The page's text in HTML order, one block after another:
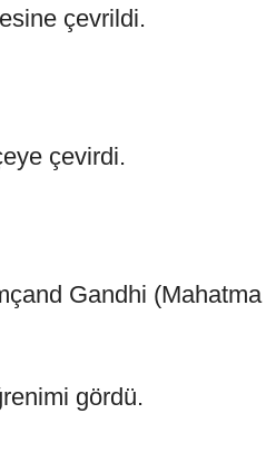
çevrildi.
çevirdi.
Gandhi (Mahatma
gördü.